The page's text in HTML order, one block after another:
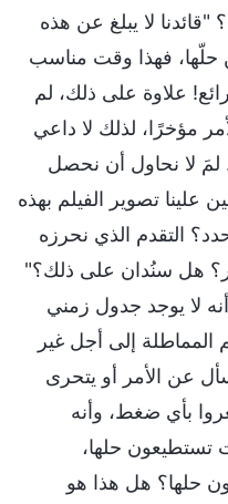
لا يبلغ عن هذه
حلّها، فهذا وقت مناسب
علاوة على ذلك، لم
مؤخرًا، لذلك لا داعي
لمَ لا نحاول أن نحصل
تصوير الفيلم بهذه
التقدم الذي نحرزه
هل سنُدان على ذلك؟"
لا يوجد جدول زمني
المماطلة إلى أجل غير
عن الأمر أو يتحرى
بأي ضغط، وأنه
حلها،
حلها؟ هل هذا هو